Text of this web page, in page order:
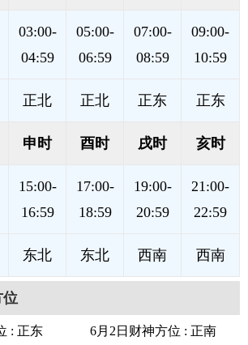
03:00-
04:59
05:00-
06:59
07:00-
08:59
09:00-
10:59
正北 正北 正东 正东
申时 酉时 戌时 亥时
15:00-
16:59
17:00-
18:59
19:00-
20:59
21:00-
22:59
东北 东北 西南 西南
位
: 正东 6月2日财神方位 : 正南